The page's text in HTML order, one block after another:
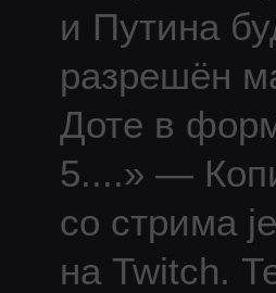
и Путина
разрешëн
Доте в
5....» —
со стрима
на Twitch.